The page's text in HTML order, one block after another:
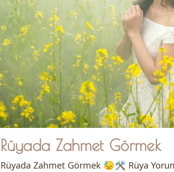
Rüyada Zahmet Görmek
Rüyada Zahmet Görmek 😓🛠️ Rüya